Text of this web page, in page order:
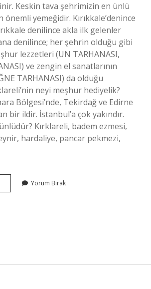
Keskin tava şehrimizin en ünlü
önemli yemeğidir. Kırıkkale’denince
denilince akla ilk gelenler
denilince; her şehrin olduğu gibi
lezzetleri (UN TARHANASI,
ve zengin el sanatlarının
TARHANASI) da olduğu
neyi meşhur hediyelik?
Bölgesi’nde, Tekirdağ ve Edirne
bir ildir. İstanbul’a çok yakındır.
Kırklareli, badem ezmesi,
hardaliye, pancar pekmezi,
Kırıkkale
Neyi
Yorum Bırak